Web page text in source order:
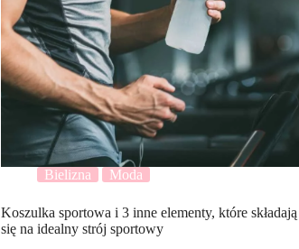
Bielizna Moda
Koszulka sportowa i 3 inne elementy, które składają
się na idealny strój sportowy